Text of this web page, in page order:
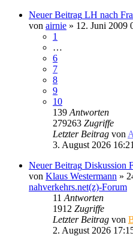
Neuer Beitrag LH nach
von airnie » 12. Juni 2009
1
…
6
7
8
9
10
139 Antworten
279263 Zugriffe
Letzter Beitrag von
3. August 2026 16:21
Neuer Beitrag Diskussion
von Klaus Westermann »
nahverkehrs.net(z)-Forum
11 Antworten
1912 Zugriffe
Letzter Beitrag von
2. August 2026